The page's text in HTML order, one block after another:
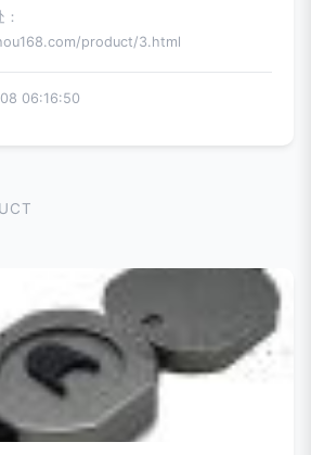
product/3.html
06:16:50